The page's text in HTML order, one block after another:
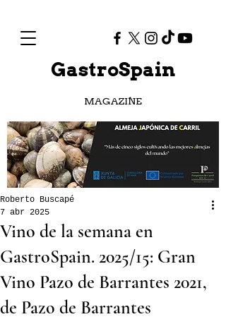
GastroSpain
MAGAZINE
Vino de la semana en
GastroSpain. 2025/15: Gran
Vino Pazo de Barrantes 2021,
de Pazo de Barrantes
Roberto Buscapé
7 abr 2025